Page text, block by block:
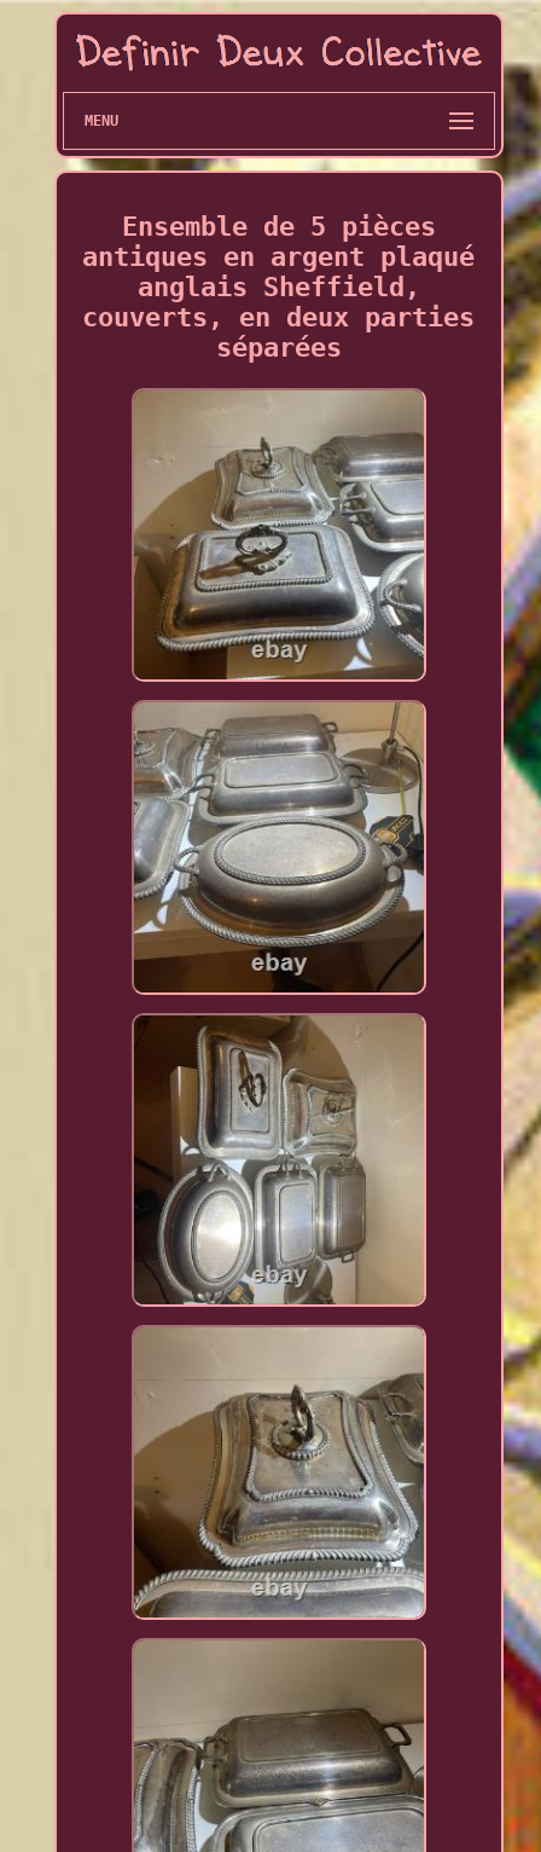
MENU
Ensemble de 5 pièces
antiques en argent plaqué
anglais Sheffield,
couverts, en deux parties
séparées